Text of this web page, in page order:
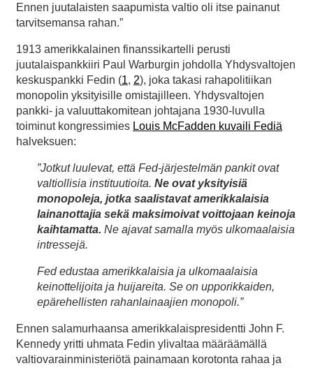
Ennen juutalaisten saapumista valtio oli itse painanut
tarvitsemansa rahan.”
1913 amerikkalainen finanssikartelli perusti
juutalaispankkiiri Paul Warburgin johdolla Yhdysvaltojen
keskuspankki Fedin (1, 2), joka takasi rahapolitiikan
monopolin yksityisille omistajilleen. Yhdysvaltojen
pankki- ja valuuttakomitean johtajana 1930-luvulla
toiminut kongressimies Louis McFadden kuvaili Fediä
halveksuen:
”Jotkut luulevat, että Fed-järjestelmän pankit ovat
valtiollisia instituutioita. Ne ovat yksityisiä
monopoleja, jotka saalistavat amerikkalaisia
lainanottajia sekä maksimoivat voittojaan keinoja
kaihtamatta. Ne ajavat samalla myös ulkomaalaisia
intressejä.
Fed edustaa amerikkalaisia ja ulkomaalaisia
keinottelijoita ja huijareita. Se on upporikkaiden,
epärehellisten rahanlainaajien monopoli.”
Ennen salamurhaansa amerikkalaispresidentti John F.
Kennedy yritti uhmata Fedin ylivaltaa määräämällä
valtiovarainministeriötä painamaan korotonta rahaa ja